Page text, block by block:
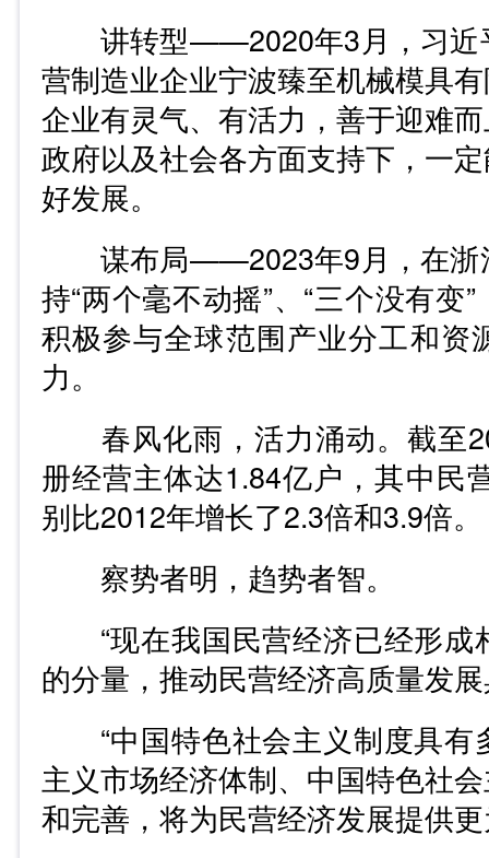
讲转型——2020年3月，习近
营制造业企业宁波臻至机械模具
企业有灵气、有活力，善于迎难
政府以及社会各方面支持下，一
好发展。
谋布局——2023年9月，在浙
持“两个毫不动摇”、“三个没有变
积极参与全球范围产业分工和资
力。
春风化雨，活力涌动。截至
册经营主体达1.84亿户，其中民
别比2012年增长了2.3倍和3.9倍。
察势者明，趋势者智。
“现在我国民营经济已经形成
的分量，推动民营经济高质量发
“中国特色社会主义制度具有
主义市场经济体制、中国特色社
和完善，将为民营经济发展提供